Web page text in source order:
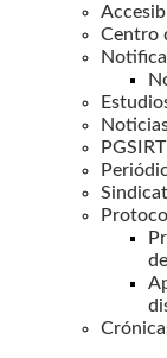
Centro